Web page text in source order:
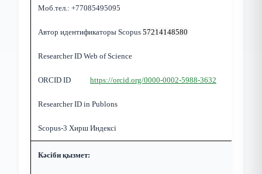
Моб.тел.: +77085495095
Автор идентификаторы Scopus 57214148580
Researcher ID Web of Science
ORCID ID https://orcid.org/0000-0002-5988-3632
Researcher ID in Publons
Scopus-3 Хирш Индексі
Кәсіби қызмет: